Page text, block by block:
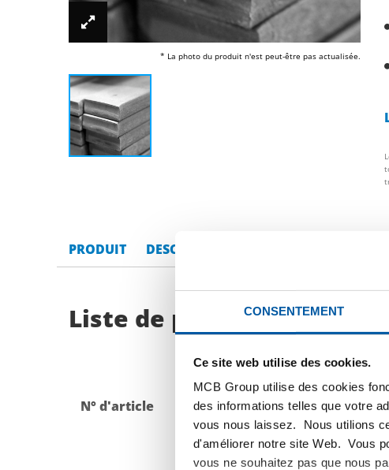
CONSENTEMENT
Ce site web utilise des cookies.
MCB Group utilise des cookies
des informations telles que votre
vous nous laissez. Nous utilions
d'améliorer notre site Web. Vous
vous ne souhaitez pas que nous
* La photo du produit n'est peut-être pas actualisée.
PRODUIT DESCRIPTION DU PRODUIT
Liste de prix bruts: Acier
N° d'article Description